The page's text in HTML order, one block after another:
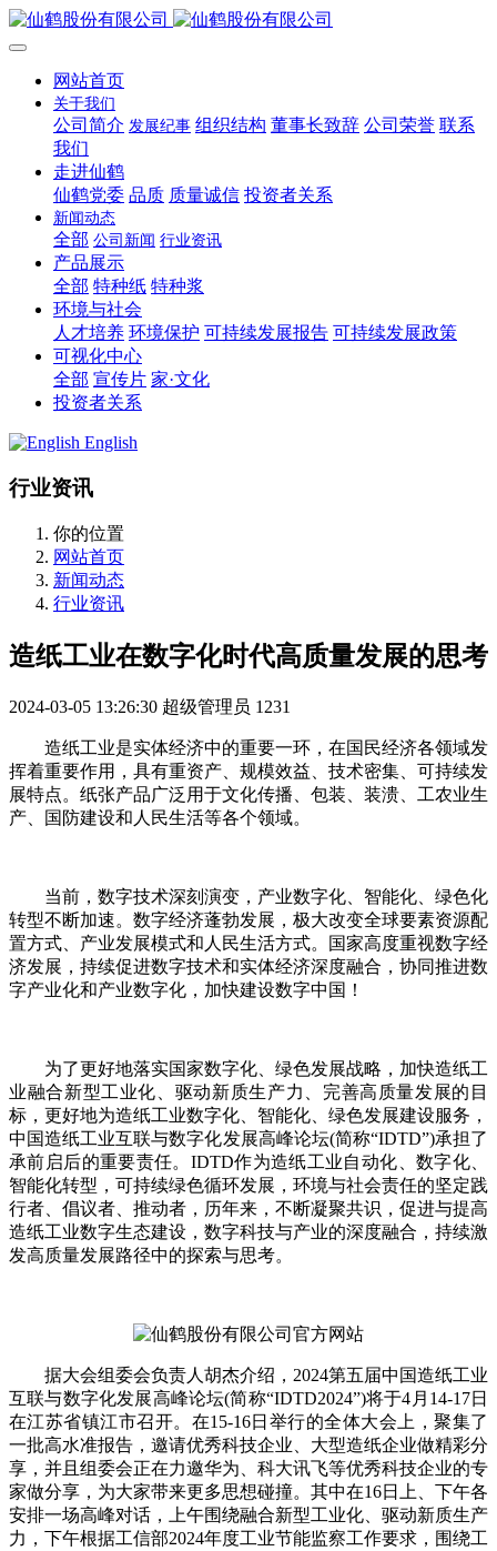
网站首页
关于我们
公司简介 发展纪事 组织结构 董事长致辞 公司荣誉 联系
我们
走进仙鹤
仙鹤党委 品质 质量诚信 投资者关系
新闻动态
全部 公司新闻 行业资讯
产品展示
全部 特种纸 特种浆
环境与社会
人才培养 环境保护 可持续发展报告 可持续发展政策
可视化中心
全部 宣传片 家·文化
投资者关系
English
行业资讯
你的位置
网站首页
新闻动态
行业资讯
造纸工业在数字化时代高质量发展的思考
2024-03-05 13:26:30 超级管理员 1231
造纸工业是实体经济中的重要一环，在国民经济各领域发
挥着重要作用，具有重资产、规模效益、技术密集、可持续发
展特点。纸张产品广泛用于文化传播、包装、装溃、工农业生
产、国防建设和人民生活等各个领域。
当前，数字技术深刻演变，产业数字化、智能化、绿色化
转型不断加速。数字经济蓬勃发展，极大改变全球要素资源配
置方式、产业发展模式和人民生活方式。国家高度重视数字经
济发展，持续促进数字技术和实体经济深度融合，协同推进数
字产业化和产业数字化，加快建设数字中国！
为了更好地落实国家数字化、绿色发展战略，加快造纸工
业融合新型工业化、驱动新质生产力、完善高质量发展的目
标，更好地为造纸工业数字化、智能化、绿色发展建设服务，
中国造纸工业互联与数字化发展高峰论坛(简称“IDTD”)承担了
承前启后的重要责任。IDTD作为造纸工业自动化、数字化、
智能化转型，可持续绿色循环发展，环境与社会责任的坚定践
行者、倡议者、推动者，历年来，不断凝聚共识，促进与提高
造纸工业数字生态建设，数字科技与产业的深度融合，持续激
发高质量发展路径中的探索与思考。
据大会组委会负责人胡杰介绍，2024第五届中国造纸工业
互联与数字化发展高峰论坛(简称“IDTD2024”)将于4月14-17日
在江苏省镇江市召开。在15-16日举行的全体大会上，聚集了
一批高水准报告，邀请优秀科技企业、大型造纸企业做精彩分
享，并且组委会正在力邀华为、科大讯飞等优秀科技企业的专
家做分享，为大家带来更多思想碰撞。其中在16日上、下午各
安排一场高峰对话，上午围绕融合新型工业化、驱动新质生产
力，下午根据工信部2024年度工业节能监察工作要求，围绕工